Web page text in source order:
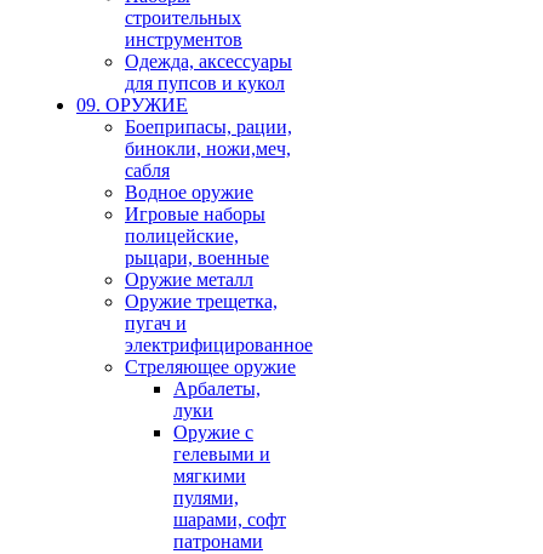
строительных
инструментов
Одежда, аксессуары
для пупсов и кукол
09. ОРУЖИЕ
Боеприпасы, рации,
бинокли, ножи,меч,
сабля
Водное оружие
Игровые наборы
полицейские,
рыцари, военные
Оружие металл
Оружие трещетка,
пугач и
электрифицированное
Стреляющее оружие
Арбалеты,
луки
Оружие с
гелевыми и
мягкими
пулями,
шарами, софт
патронами